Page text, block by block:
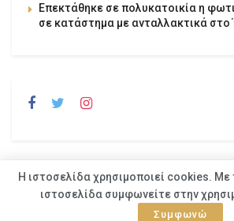
Επεκτάθηκε σε πολυκατοικία η
σε κατάστημα με ανταλλακτικά στο
Η ιστοσελίδα χρησιμοποιεί cookies. Με
ιστοσελίδα συμφωνείτε στην
Συμφωνώ